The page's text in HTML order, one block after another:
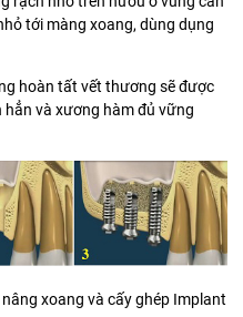
tới màng xoang, dùng dụng
hoàn tất vết thương sẽ được
hẳn và xương hàm đủ vững
xoang và cấy ghép Implant